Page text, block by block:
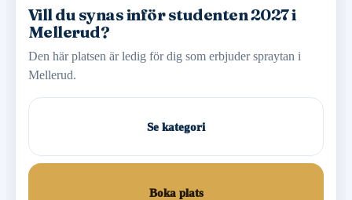
Vill du synas inför studenten 2027 i
Mellerud?
Den här platsen är ledig för dig som erbjuder spraytan i
Mellerud.
Se kategori
Boka plats